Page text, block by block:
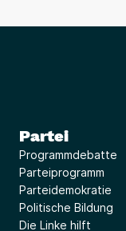
Partei
Programmdebatte
Parteiprogramm
Parteidemokratie
Politische Bildung
Die Linke hilft